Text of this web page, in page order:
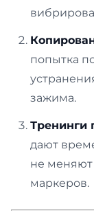
попытка
зажима.
Тренинги
дают
не меняют
маркеров.